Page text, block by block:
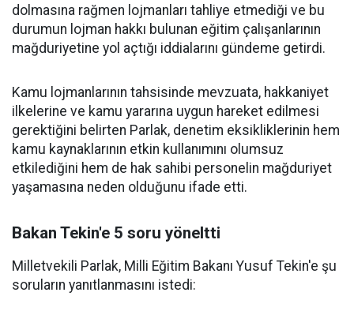
dolmasına rağmen lojmanları tahliye etmediği ve bu
durumun lojman hakkı bulunan eğitim çalışanlarının
mağduriyetine yol açtığı iddialarını gündeme getirdi.
Kamu lojmanlarının tahsisinde mevzuata, hakkaniyet
ilkelerine ve kamu yararına uygun hareket edilmesi
gerektiğini belirten Parlak, denetim eksikliklerinin hem
kamu kaynaklarının etkin kullanımını olumsuz
etkilediğini hem de hak sahibi personelin mağduriyet
yaşamasına neden olduğunu ifade etti.
Bakan Tekin'e 5 soru yöneltti
Milletvekili Parlak, Milli Eğitim Bakanı Yusuf Tekin'e şu
soruların yanıtlanmasını istedi: